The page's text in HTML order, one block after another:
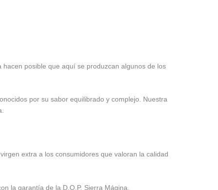
posible que aquí se produzcan algunos de los
por su sabor equilibrado y complejo. Nuestra
extra a los consumidores que valoran la calidad
la garantía de la D.O.P. Sierra Mágina.